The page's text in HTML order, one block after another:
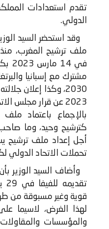
تقدم استعدادات
الدولي.
وقد استحضر السيد
ملف ترشيح المغرب، منذ
في
مشترك مع إسبانيا
2023 عن قرار مجلس
بالإجماع باعتماد ملف
كترشيح وحيد، وما
أجل إعداد ملف ترشيح
تحملات الاتحاد الدولي
وأضاف السيد الوزير
قوية وغير مسبوقة من
لهذا الغرض، لاسيما
والمؤسسات والمقاولات